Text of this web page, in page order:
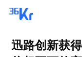
迅路创新获